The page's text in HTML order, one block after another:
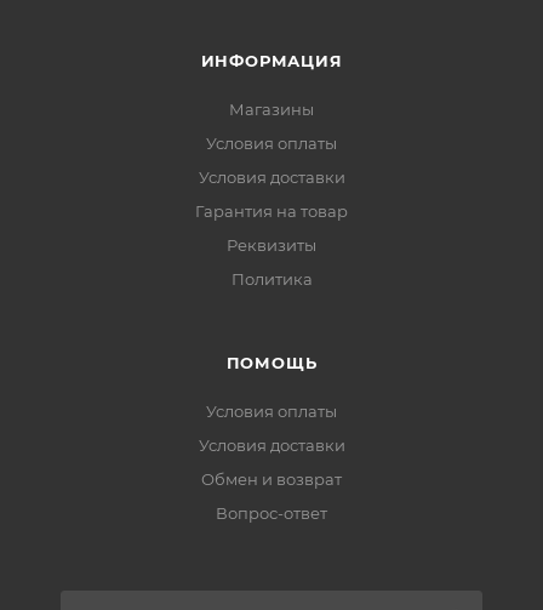
ИНФОРМАЦИЯ
Магазины
Условия оплаты
Условия доставки
Гарантия на товар
Реквизиты
Политика
ПОМОЩЬ
Условия оплаты
Условия доставки
Обмен и возврат
Вопрос-ответ